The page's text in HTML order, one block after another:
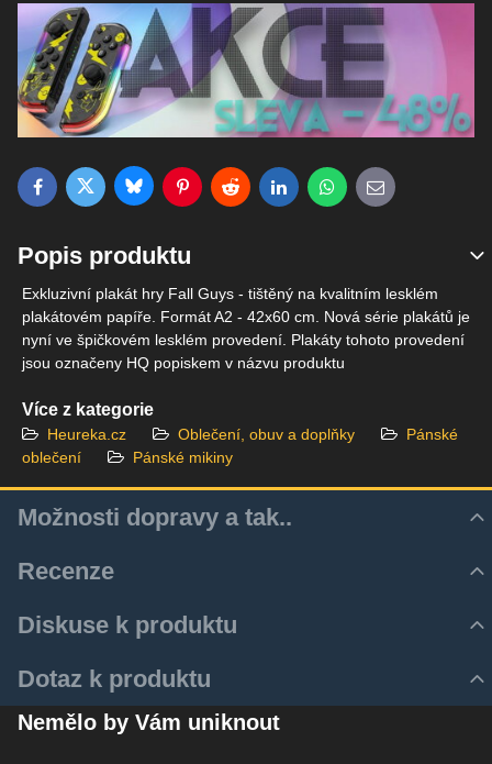
FacebookTwitterBlueskyPinterestRedditLinkedInWhatsApp
E-mail
Popis produktu
Exkluzivní plakát hry Fall Guys - tištěný na kvalitním lesklém
plakátovém papíře. Formát A2 - 42x60 cm. Nová série plakátů je
nyní ve špičkovém lesklém provedení. Plakáty tohoto provedení
jsou označeny HQ popiskem v názvu produktu
Více z kategorie
Heureka.cz Oblečení, obuv a doplňky
Pánské
oblečení
Pánské mikiny
Možnosti dopravy a tak..
využíváme aktulně pouze služeb Zásilkovny.
Zásilku je tedy k Vám možné dodat několika způsoby:
Recenze
Zatím bez hodnocení. Buďte první!
Přidat recenzi
Diskuse k produktu
Zatím nejsou žádné komentáře! Buďte první!
Dotaz k produktu
Nový dotaz k produktu
Nemělo by Vám uniknout